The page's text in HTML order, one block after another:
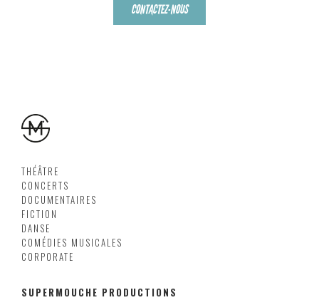
CONTACTEZ-NOUS
THÉÂTRE
CONCERTS
DOCUMENTAIRES
FICTION
DANSE
COMÉDIES MUSICALES
CORPORATE
SUPERMOUCHE PRODUCTIONS